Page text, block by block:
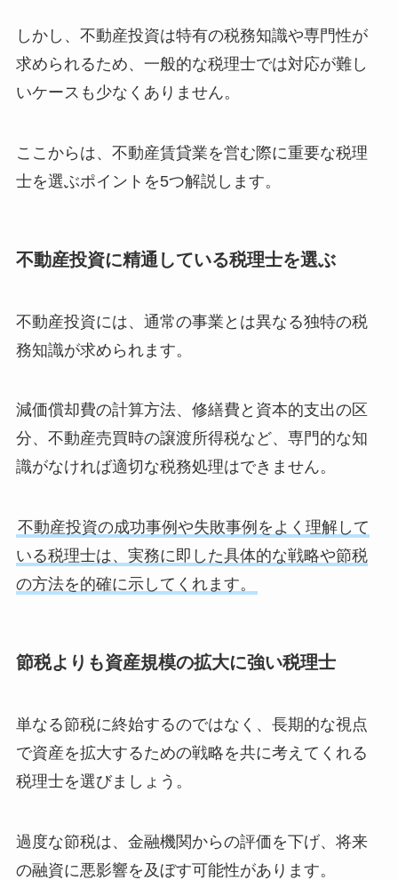
しかし、不動産投資は特有の税務知識や専門性が
求められるため、一般的な税理士では対応が難し
いケースも少なくありません。
ここからは、不動産賃貸業を営む際に重要な税理
士を選ぶポイントを5つ解説します。
不動産投資に精通している税理士を選ぶ
不動産投資には、通常の事業とは異なる独特の税
務知識が求められます。
減価償却費の計算方法、修繕費と資本的支出の区
分、不動産売買時の譲渡所得税など、専門的な知
識がなければ適切な税務処理はできません。
不動産投資の成功事例や失敗事例をよく理解して
いる税理士は、実務に即した具体的な戦略や節税
の方法を的確に示してくれます。
節税よりも資産規模の拡大に強い税理士
単なる節税に終始するのではなく、長期的な視点
で資産を拡大するための戦略を共に考えてくれる
税理士を選びましょう。
過度な節税は、金融機関からの評価を下げ、将来
の融資に悪影響を及ぼす可能性があります。